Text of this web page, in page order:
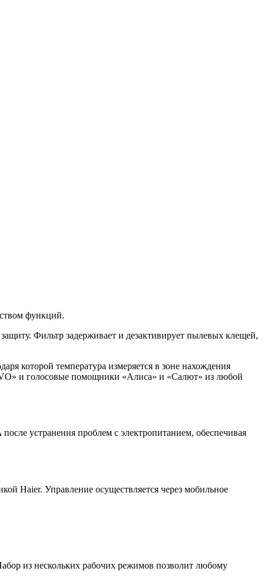
функций.
Фильтр задерживает и дезактивирует пылевых клещей,
которой температура измеряется в зоне нахождения
и голосовые помощники «Алиса» и «Салют» из любой
устранения проблем с электропитанием, обеспечивая
Haier. Управление осуществляется через мобильное
из нескольких рабочих режимов позволит любому